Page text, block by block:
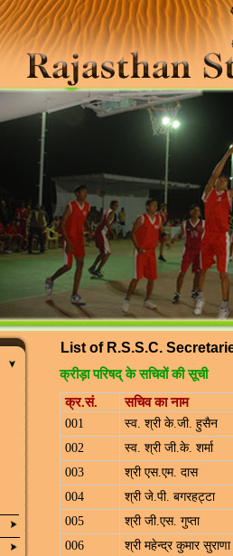
List of R.S.S.C.
क्रीड़ा परिषद् के सचिवों की सूची
क्र.सं.
सचिव का नाम
001
स्व. श्री के.जी. हुसैन
002
स्व. श्री जी.के. शर्मा
003
श्री एस.एम. दास
004
श्री जे.पी. बगरहट्टा
005
श्री जी.एस. गुप्ता
006
श्री महेन्द्र कुमार सुराणा